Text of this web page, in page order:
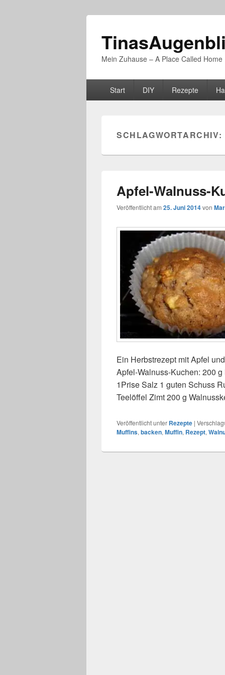
Mein Zuhause – A Place Called Home
PrimäresStart DIY Rezepte
SCHLAGWORTARCHIV:
Apfel-Walnuss-
Veröffentlicht am 25. Juni 2014von
Ein Herbstrezept mit Apfel
Apfel-Walnuss-Kuchen: 200
1Prise Salz 1 guten Schuss
Teelöffel Zimt 200 g
Veröffentlicht unter Rezepte |
Muffins, backen, Muffin, Rezept,